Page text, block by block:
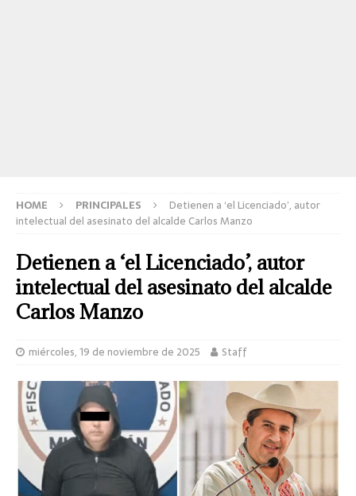
HOME PRINCIPALES
Detienen a ‘el Licenciado’, autor
intelectual del asesinato del alcalde Carlos Manzo
Detienen a ‘el Licenciado’, autor
intelectual del asesinato del alcalde
Carlos Manzo
miércoles, 19 de noviembre de 2025 Staff